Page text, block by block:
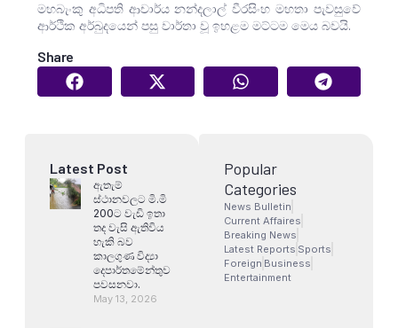
මහබැංකු අධිපති ආචාර්ය නන්දලාල් වීරසිංහ මහතා පැවසුවේ
ආර්ථික අර්බුදයෙන් පසු වාර්තා වූ ඉහළම මට්ටම මෙය බවයි.
Share
Latest Post
ඇතැම්
ස්ථානවලට මි.මි
200ට වැඩි ඉතා
තද වැසි ඇතිවිය
හැකි බව
කාලගුණ විද්‍යා
දෙපාර්තමේන්තුව
පවසනවා.
May 13, 2026
Popular
Categories
News Bulletin
Current Affaires
Breaking News
Latest Reports Sports
Foreign Business
Entertainment